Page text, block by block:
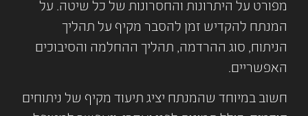
מפורט על היתרונות והחסרונות של כל שיטה. על
המנתח להקדיש זמן להסבר מקיף על תהליך
הניתוח, סוג ההרדמה, תהליך ההחלמה והסיבוכים
האפשריים.
חשוב במיוחד שהמנתח יציג תיעוד מקיף של ניתוחים